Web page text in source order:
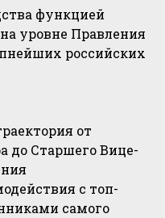
функцией
уровне Правления
российских
от
до Старшего Вице-
с топ-
самого